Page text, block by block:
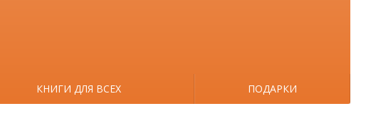
КНИГИ ДЛЯ ВСЕХ ПОДАРКИ